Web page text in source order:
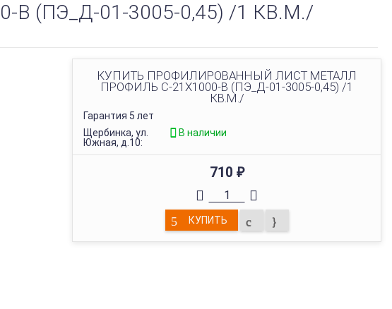
(ПЭ_Д-01-3005-0,45) /1 КВ.М./
КУПИТЬ ПРОФИЛИРОВАННЫЙ ЛИСТ МЕТАЛЛ
ПРОФИЛЬ С-21Х1000-B (ПЭ_Д-01-3005-0,45) /1
КВ.М./
Гарантия 5 лет
Щербинка, ул.
Южная, д.10:
В наличии
710 ₽
КУПИТЬ